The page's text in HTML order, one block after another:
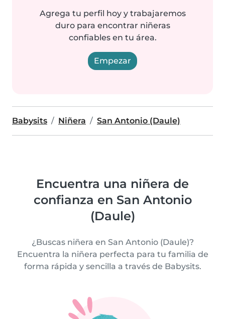
Agrega tu perfil hoy y trabajaremos
duro para encontrar niñeras
confiables en tu área.
Empezar
Babysits Niñera San Antonio (Daule)
Encuentra una niñera de
confianza en San Antonio
(Daule)
¿Buscas niñera en San Antonio (Daule)?
Encuentra la niñera perfecta para tu familia de
forma rápida y sencilla a través de Babysits.